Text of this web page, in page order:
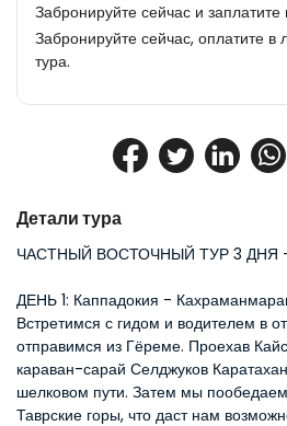
Детали тура
ЧАСТНЫЙ ВОСТОЧНЫЙ ТУР 3 ДНЯ
ДЕНЬ 1: Каппадокия -
Встретимся с гидом и водителем в
отправимся из Гёреме. Проехав
караван-сарай Селджуков
шелковом пути. Затем мы
Таврские горы, что даст нам
Забронируйте сейчас и заплатите
Забронируйте сейчас, оплатите
тура.